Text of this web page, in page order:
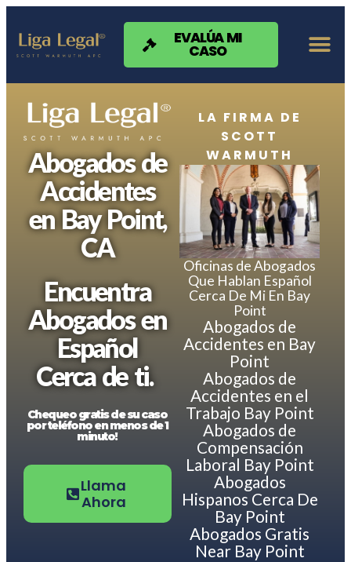
Nota:
sitio
web
accesibilidad.
EVALÚA MI
CASO
Abogados de
Accidentes
en Bay Point,
CA
Encuentra
Abogados en
Español
Cerca de ti.
Chequeo gratis de su caso
por teléfono en menos de 1
minuto!
Llama
Ahora
LA FIRMA DE
SCOTT
WARMUTH
Oficinas de Abogados
Que Hablan Español
Cerca De Mi En Bay
Point
Abogados de
Accidentes en Bay
Point
Abogados de
Accidentes en el
Trabajo Bay Point
Abogados de
Compensación
Laboral Bay Point
Abogados
Hispanos Cerca De
Bay Point
Abogados Gratis
Near Bay Point